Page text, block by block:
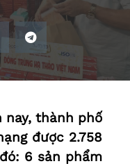
nay, thành phố
được 2.758
6 sản phẩm